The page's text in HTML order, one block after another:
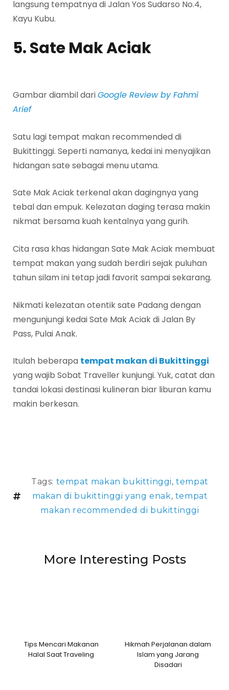
langsung tempatnya di Jalan Yos Sudarso No.4,
Kayu Kubu.
5. Sate Mak Aciak
Gambar diambil dariGoogle Review by Fahmi
Arief
Satu lagi tempat makan recommended di
Bukittinggi. Seperti namanya, kedai ini menyajikan
hidangan sate sebagai menu utama.
Sate Mak Aciak terkenal akan dagingnya yang
tebal dan empuk. Kelezatan daging terasa makin
nikmat bersama kuah kentalnya yang gurih.
Cita rasa khas hidangan Sate Mak Aciak membuat
tempat makan yang sudah berdiri sejak puluhan
tahun silam ini tetap jadi favorit sampai sekarang.
Nikmati kelezatan otentik sate Padang dengan
mengunjungi kedai Sate Mak Aciak di Jalan By
Pass, Pulai Anak.
Itulah beberapa tempat makan di Bukittinggi
yang wajib Sobat Traveller kunjungi. Yuk, catat dan
tandai lokasi destinasi kulineran biar liburan kamu
makin berkesan.
Tags: tempat makan bukittinggi,tempat
makan di bukittinggi yang enak, tempat
makan recommended di bukittinggi
More Interesting Posts
Tips Mencari Makanan
Halal Saat Traveling
Hikmah Perjalanan dalam
Islam yang Jarang
Disadari